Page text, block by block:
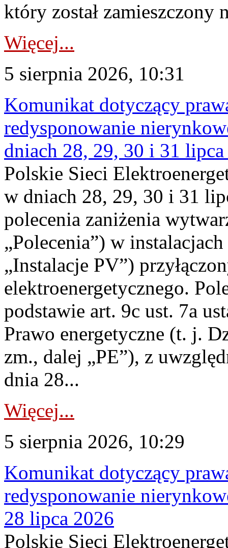
który został zamieszczony
Więcej...
5 sierpnia 2026, 10:31
Komunikat dotyczący
redysponowanie
dniach 28, 29, 30 i 31
Polskie Sieci
w dniach 28, 29, 30 i 31
polecenia zaniżenia
„Polecenia”) w
„Instalacje PV”)
elektroenergetycznego.
podstawie art. 9c ust. 7a
Prawo energetyczne (t. j.
zm., dalej „PE”), z
dnia 28...
Więcej...
5 sierpnia 2026, 10:29
Komunikat dotyczący
redysponowanie
28 lipca 2026
Polskie Sieci